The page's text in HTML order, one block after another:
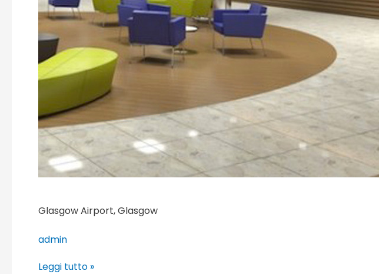
Glasgow Airport, Glasgow
admin
Leggi tutto »